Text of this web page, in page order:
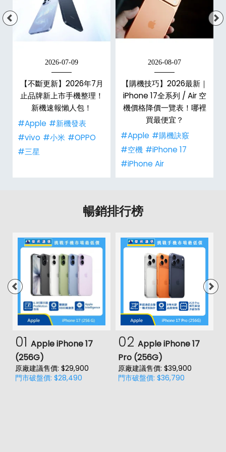
2026-07-09
【不斷更新】2026年7月
止品牌新上市手機整理！
新機速報懶人包！
#Apple #新機發表
#vivo #小米 #OPPO
#三星
2026-08-07
【購機技巧】2026最新｜
iPhone 17全系列 / Air 空
機價格降價一覽表！哪裡
買最便宜？
#Apple #購機訣竅
#空機 #iPhone 17
#iPhone Air
暢銷排行榜
01 Apple iPhone 17
(256G)
原廠建議售價: $29,900
門市破盤價: $28,490
02 Apple iPhone 17
Pro (256G)
原廠建議售價: $39,900
門市破盤價: $36,790